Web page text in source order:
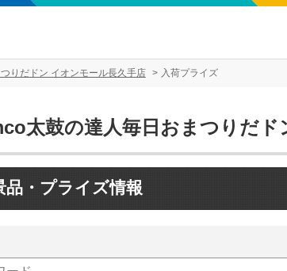
りだドン イオンモール長久手店 入荷プライズ
太鼓の達人毎日おまつりだ
品・プライズ情報